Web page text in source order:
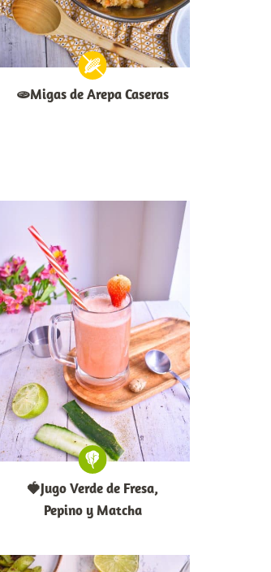
🫓Migas de Arepa Caseras
🍓Jugo Verde de Fresa,
Pepino y Matcha